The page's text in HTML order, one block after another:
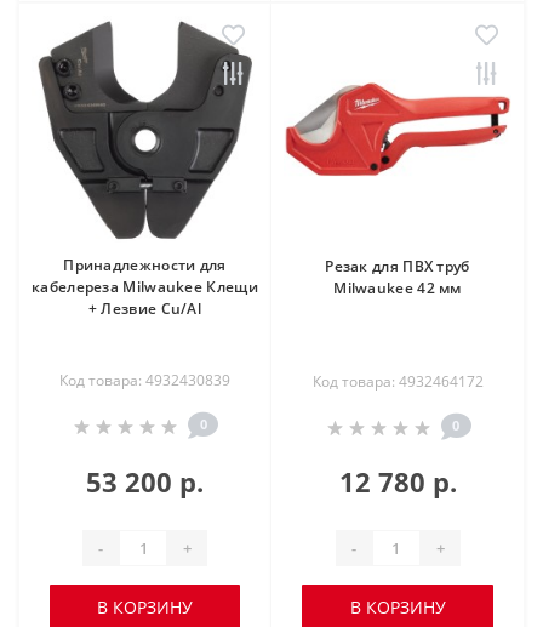
Принадлежности для
кабелереза Milwaukee Клещи
+ Лезвие Cu/Al
Код товара: 4932430839
0
53 200 р.
- +
В КОРЗИНУ
Резак для ПВХ труб
Milwaukee 42 мм
Код товара: 4932464172
0
12 780 р.
- +
В КОРЗИНУ